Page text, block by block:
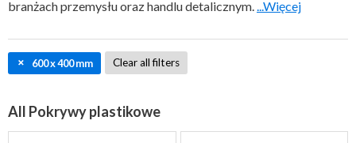
branżach przemysłu oraz handlu detalicznym....Więcej
600 x 400 mm Clear all filters
All Pokrywy plastikowe